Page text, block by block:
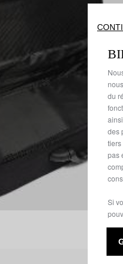
du
des
pas
Si